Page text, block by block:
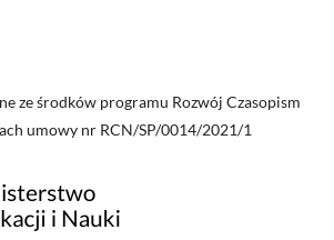
ze środków programu Rozwój Czasopism
umowy nr RCN/SP/0014/2021/1